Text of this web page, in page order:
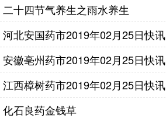
二十四节气养生之雨水养生
河北安国药市2019年02月25日快讯
安徽亳州药市2019年02月25日快讯
江西樟树药市2019年02月25日快讯
化石良药金钱草